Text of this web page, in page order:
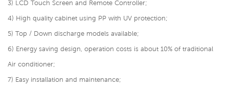
3) LCD Touch Screen and Remote Controller;
4) High quality cabinet using PP with UV protection;
5) Top / Down discharge models available;
6) Energy saving design, operation costs is about 10% of traditional
Air conditioner;
7) Easy installation and maintenance;